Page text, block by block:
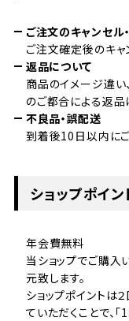
ご注文のキャンセル
ご注文確定後のキャ
返品について
商品のイメージ違い
のご都合による返品
不良品・誤配送
到着後10日以内にご
ショップポイ
年会費無料
当ショップでご購
元致します。
ショップポイントは
ていただくことで、